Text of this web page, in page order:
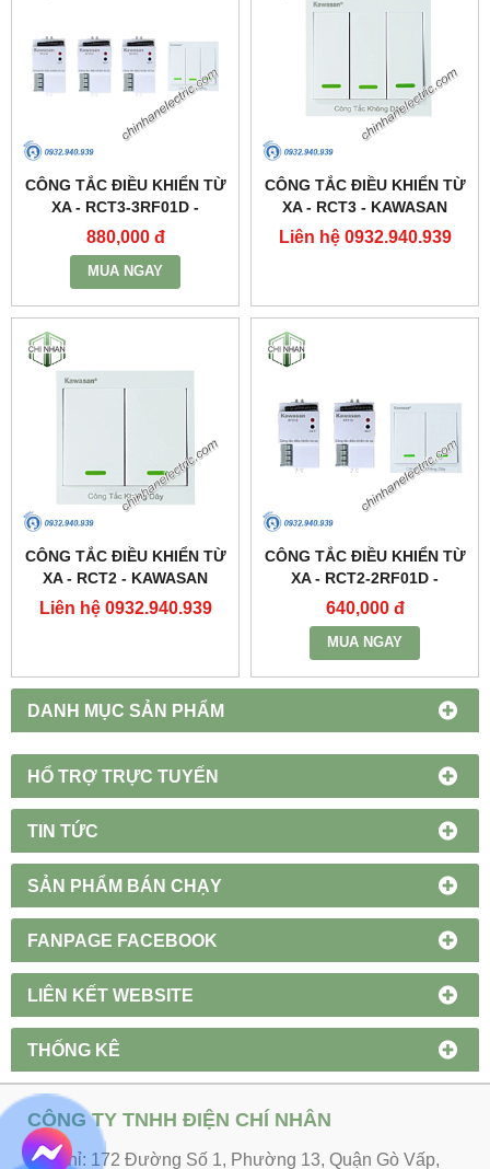
DANH MỤC SẢN PHẨM
HỔ TRỢ TRỰC TUYẾN
TIN TỨC
SẢN PHẨM BÁN CHẠY
FANPAGE FACEBOOK
LIÊN KẾT WEBSITE
THỐNG KÊ
CÔNG TẮC ĐIỀU KHIỂN TỪ
XA - RCT3-3RF01D -
KAWASAN
880,000 đ
MUA NGAY
CÔNG TẮC ĐIỀU KHIỂN TỪ
XA - RCT3 - KAWASAN
Liên hệ 0932.940.939
CÔNG TẮC ĐIỀU KHIỂN TỪ
XA - RCT2 - KAWASAN
Liên hệ 0932.940.939
CÔNG TẮC ĐIỀU KHIỂN TỪ
XA - RCT2-2RF01D -
KAWASAN
640,000 đ
MUA NGAY
CÔNG TY TNHH ĐIỆN CHÍ NHÂN
Địa chỉ: 172 Đường Số 1, Phường 13, Quận Gò Vấp,